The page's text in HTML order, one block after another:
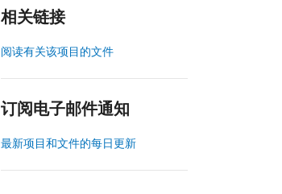
相关链接
阅读有关该项目的文件
订阅电子邮件通知
最新项目和文件的每日更新